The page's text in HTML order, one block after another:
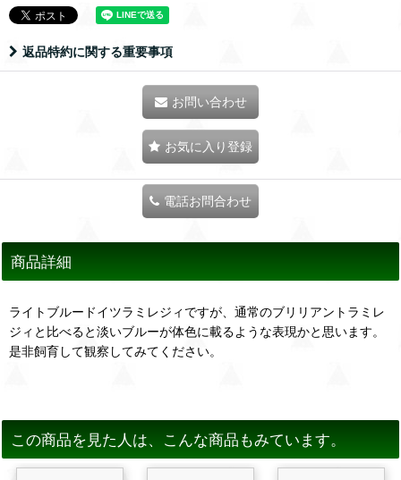
返品特約に関する重要事項
お問い合わせ
お気に入り登録
電話お問合わせ
商品詳細
ライトブルードイツラミレジィですが、通常のブリリアントラミレ
ジィと比べると淡いブルーが体色に載るような表現かと思います。
是非飼育して観察してみてください。
この商品を見た人は、こんな商品もみています。